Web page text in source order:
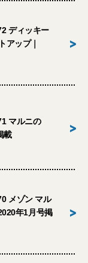
ディッキー
アップ｜
>
マルニの
載
>
メゾン マル
年1月号掲
>